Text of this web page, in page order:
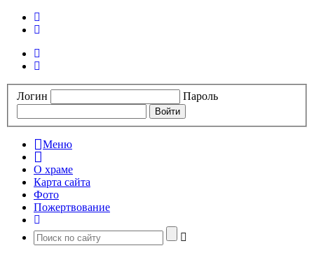
Логин Пароль
Меню
О храме
Карта сайта
Фото
Пожертвование